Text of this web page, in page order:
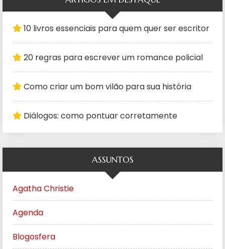
10 livros essenciais para quem quer ser escritor
20 regras para escrever um romance policial
Como criar um bom vilão para sua história
Diálogos: como pontuar corretamente
ASSUNTOS
Agatha Christie
Agenda
Blogosfera